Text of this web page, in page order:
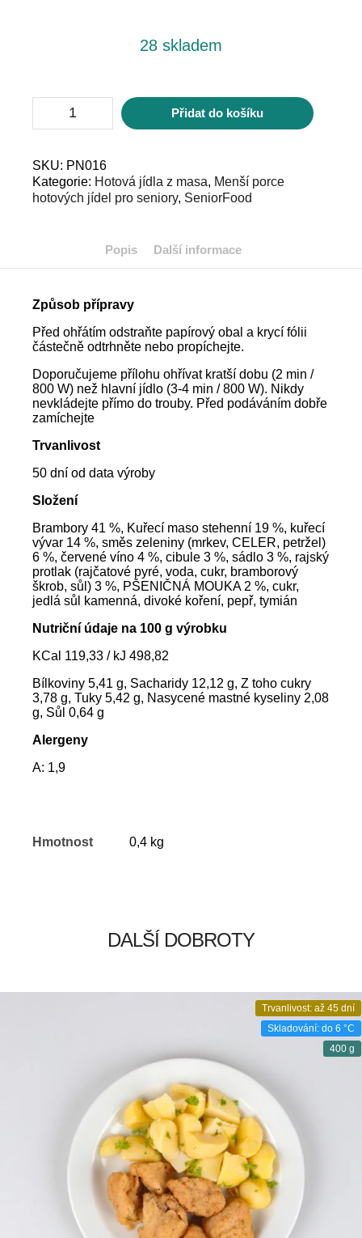
28 skladem
víně,
ve
slupce
množství
Přidat do košíku
SKU: PN016
Kategorie: Hotová jídla z masa, Menší porce
hotových jídel pro seniory, SeniorFood
Popis Další informace
Způsob přípravy
Před ohřátím odstraňte papírový obal a krycí fólii
částečně odtrhněte nebo propíchejte.
Doporučujeme přílohu ohřívat kratší dobu (2 min /
800 W) než hlavní jídlo (3-4 min / 800 W). Nikdy
nevkládejte přímo do trouby. Před podáváním dobře
zamíchejte
Trvanlivost
50 dní od data výroby
Složení
Brambory 41 %, Kuřecí maso stehenní 19 %, kuřecí
vývar 14 %, směs zeleniny (mrkev, CELER, petržel)
6 %, červené víno 4 %, cibule 3 %, sádlo 3 %, rajský
protlak (rajčatové pyré, voda, cukr, bramborový
škrob, sůl) 3 %, PŠENIČNÁ MOUKA 2 %, cukr,
jedlá sůl kamenná, divoké koření, pepř, tymián
Nutriční údaje na 100 g výrobku
KCal 119,33 / kJ 498,82
Bílkoviny 5,41 g, Sacharidy 12,12 g, Z toho cukry
3,78 g, Tuky 5,42 g, Nasycené mastné kyseliny 2,08
g, Sůl 0,64 g
Alergeny
A: 1,9
Hmotnost 0,4 kg
DALŠÍ DOBROTY
Trvanlivost: až 45 dní
Skladování: do 6 °C
400 g